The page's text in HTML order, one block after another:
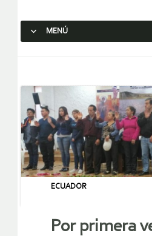
MENÚ
ECUADOR
Por primera